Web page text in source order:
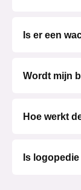
Is er een
Wordt mijn
Hoe werkt
Is